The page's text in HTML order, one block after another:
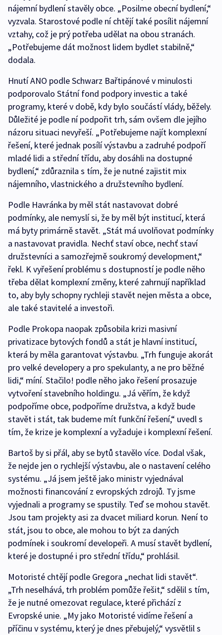
nájemní bydlení stavěly obce. „Posilme obecní bydlení,“
vyzvala. Starostové podle ní chtějí také posílit nájemní
vztahy, což je prý potřeba udělat na obou stranách.
„Potřebujeme dát možnost lidem bydlet stabilně,“
dodala.
Hnutí ANO podle Schwarz Bařtipánové v minulosti
podporovalo Státní fond podpory investic a také
programy, které v době, kdy bylo součástí vlády, běžely.
Důležité je podle ní podpořit trh, sám ovšem dle jejího
názoru situaci nevyřeší. „Potřebujeme najít komplexní
řešení, které jednak posílí výstavbu a zadruhé podpoří
mladé lidi a střední třídu, aby dosáhli na dostupné
bydlení,“ zdůraznila s tím, že je nutné zajistit mix
nájemního, vlastnického a družstevního bydlení.
Podle Havránka by měl stát nastavovat dobré
podmínky, ale nemyslí si, že by měl být institucí, která
má byty primárně stavět. „Stát má uvolňovat podmínky
a nastavovat pravidla. Nechť staví obce, nechť staví
družstevníci a samozřejmě soukromý development,“
řekl. K vyřešení problému s dostupností je podle něho
třeba dělat komplexní změny, které zahrnují například
to, aby byly schopny rychleji stavět nejen města a obce,
ale také stavitelé a investoři.
Podle Prokopa naopak způsobila krizi masivní
privatizace bytových fondů a stát je hlavní institucí,
která by měla garantovat výstavbu. „Trh funguje akorát
pro velké developery a pro spekulanty, a ne pro běžné
lidi,“ míní. Stačilo! podle něho jako řešení prosazuje
vytvoření stavebního holdingu. „Já věřím, že když
podpoříme obce, podpoříme družstva, a když bude
stavět i stát, tak budeme mít funkční řešení,“ uvedl s
tím, že krize je komplexní a vyžaduje i komplexní řešení.
Bartoš by si přál, aby se bytů stavělo více. Dodal však,
že nejde jen o rychlejší výstavbu, ale o nastavení celého
systému. „Já jsem ještě jako ministr vyjednával
možnosti financování z evropských zdrojů. Ty jsme
vyjednali a programy se spustily. Teď se mohou stavět.
Jsou tam projekty asi za dvacet miliard korun. Není to
stát, jsou to obce, ale mohou to být za daných
podmínek i soukromí developeři. A musí stavět bydlení,
které je dostupné i pro střední třídu,“ prohlásil.
Motoristé chtějí podle Gregora „nechat lidi stavět“.
„Trh neselhává, trh problém pomůže řešit,“ sdělil s tím,
že je nutné omezovat regulace, které přichází z
Evropské unie. „My jako Motoristé vidíme řešení a
příčinu v systému, který je dnes přebujelý,“ vysvětlil s